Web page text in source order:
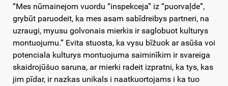
“Mes nūmainejom vuordu “inspekceja” iz “puorvaļde”,
grybūt paruodeit, ka mes asam sabīdreibys partneri, na
uzraugi, myusu golvonais mierkis ir saglobuot kulturys
montuojumu.” Evita stuosta, ka vysu bīžuok ar asūša voi
potenciala kulturys montuojuma saiminīkim ir svareiga
skaidrojūšuo saruna, ar mierki radeit izpratni, ka tys, kas
jim pīdar, ir nazkas unikals i naatkuortojams i ka tuo